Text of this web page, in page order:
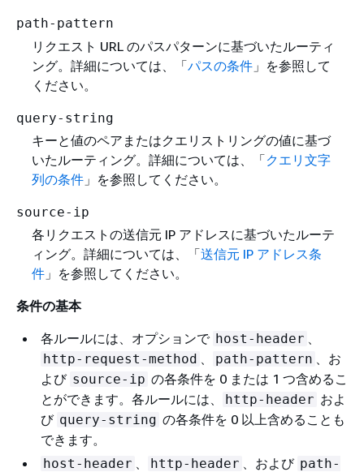
path-pattern
リクエスト URL のパスパターンに基づいたルーティ
ング。詳細については、「パスの条件」を参照して
ください。
query-string
キーと値のペアまたはクエリストリングの値に基づ
いたルーティング。詳細については、「クエリ文字
列の条件」を参照してください。
source-ip
各リクエストの送信元 IP アドレスに基づいたルーテ
ィング。詳細については、「送信元 IP アドレス条
件」を参照してください。
条件の基本
各ルールには、オプションで host-header
http-request-method path-pattern
、お
よび source-ip の各条件を 0 または 1 つ含めるこ
とができます。各ルールには、
http-header およ
び query-string の各条件を 0 以上含めることも
できます。
host-header http-header 、および path-